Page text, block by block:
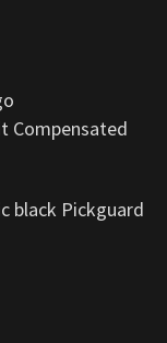
Compensated
black Pickguard